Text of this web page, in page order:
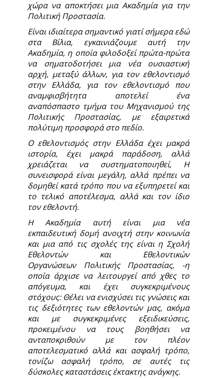
χώρα να αποκτήσει μια Ακαδημία για την
Πολιτική Προστασία.
Είναι ιδιαίτερα σημαντικό γιατί σήμερα εδώ
στα Βίλια, εγκαινιάζουμε αυτή την
Ακαδημία, η οποία φιλοδοξεί πρώτα-πρώτα
να σηματοδοτήσει μια νέα ουσιαστική
αρχή, μεταξύ άλλων, για τον εθελοντισμό
στην Ελλάδα, για τον εθελοντισμό που
αναμφισβήτητα αποτελεί ένα
αναπόσπαστο τμήμα του Μηχανισμού της
Πολιτικής Προστασίας, με εξαιρετικά
πολύτιμη προσφορά στο πεδίο.
Ο εθελοντισμός στην Ελλάδα έχει μακρά
ιστορία, έχει μακρά παράδοση, αλλά
χρειάζεται να συστηματοποιηθεί, Η
συνεισφορά είναι μεγάλη, αλλά πρέπει να
δομηθεί κατά τρόπο που να εξυπηρετεί και
το τελικό αποτέλεσμα, αλλά και τον ίδιο
τον εθελοντή.
Η Ακαδημία αυτή είναι μια νέα
εκπαιδευτική δομή ανοιχτή στην κοινωνία
και μια από τις σχολές της είναι η Σχολή
Εθελοντών και Εθελοντικών
Οργανώσεων Πολιτικής Προστασίας, -η
οποία άρχισε να λειτουργεί από χθες το
απόγευμα, και έχει συγκεκριμένους
στόχους: Θέλει να ενισχύσει τις γνώσεις και
τις δεξιότητες των εθελοντών μας, ακόμα
και με συγκεκριμένες εξειδικεύσεις,
προκειμένου να τους βοηθήσει να
ανταποκριθούν με τον πλέον
αποτελεσματικό αλλά και ασφαλή τρόπο,
τονίζω ασφαλή τρόπο, σε αυτές τις
δύσκολες καταστάσεις έκτακτης ανάγκης.